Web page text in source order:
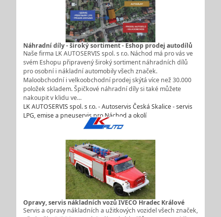
Náhradní díly - široký sortiment - Eshop prodej autodílů
Naše firma LK AUTOSERVIS spol. s r.o. Náchod má pro vás ve
svém Eshopu připravený široký sortiment náhradních dílů
pro osobní i nákladní automobily všech značek.
Maloobchodní i velkoobchodní prodej skýtá více než 30.000
položek skladem. Špičkové náhradní díly si také můžete
nakoupit v klidu ve…
LK AUTOSERVIS spol. s r.o. - Autoservis Česká Skalice - servis
LPG, emise a pneuservis pro Náchod a okolí
Opravy, servis nákladních vozů IVECO Hradec Králové
Servis a opravy nákladních a užitkových vozidel všech značek,